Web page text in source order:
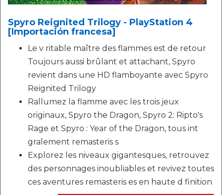
Spyro Reignited Trilogy - PlayStation 4
[Importación francesa]
Le v ritable maître des flammes est de retour
Toujours aussi brûlant et attachant, Spyro
revient dans une HD flamboyante avec Spyro
Reignited Trilogy
Rallumez la flamme avec les trois jeux
originaux, Spyro the Dragon, Spyro 2: Ripto's
Rage et Spyro : Year of the Dragon, tous int
gralement remasteris s
Explorez les niveaux gigantesques, retrouvez
des personnages inoubliables et revivez toutes
ces aventures remasteris es en haute d finition